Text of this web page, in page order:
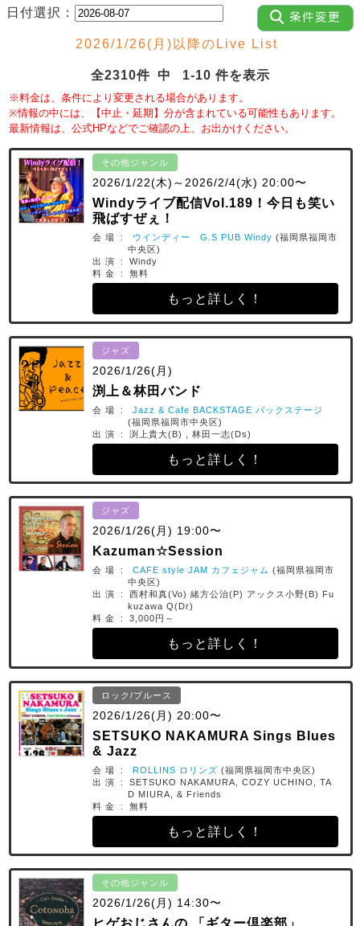
日付選択：
2026/1/26(月)以降のLive List
全2310件 中 1-10 件を表示
※料金は、条件により変更される場合があります。
※情報の中には、【中止・延期】分が含まれている可能性もあります。
最新情報は、公式HPなどでご確認の上、お出かけください。
その他ジャンル
2026/1/22(木)～2026/2/4(水) 20:00〜
Windyライブ配信Vol.189！今日も笑い
飛ばすぜぇ！
会 場 : ウインディー G.S PUB Windy (福岡県福岡市
中央区)
出 演 : Windy
料 金 : 無料
もっと詳しく！
ジャズ
2026/1/26(月)
渕上＆林田バンド
会 場 : Jazz & Cafe BACKSTAGE バックステージ
(福岡県福岡市中央区)
出 演 : 渕上貴大(B) , 林田一志(Ds)
もっと詳しく！
ジャズ
2026/1/26(月) 19:00〜
Kazuman☆Session
会 場 : CAFE style JAM カフェジャム (福岡県福岡市
中央区)
出 演 : 西村和真(Vo) 緒方公治(P) アックス小野(B) Fu
kuzawa Q(Dr)
料 金 : 3,000円～
もっと詳しく！
ロック/ブルース
2026/1/26(月) 20:00〜
SETSUKO NAKAMURA Sings Blues
& Jazz
会 場 : ROLLINS ロリンズ (福岡県福岡市中央区)
出 演 : SETSUKO NAKAMURA, COZY UCHINO, TA
D MIURA, & Friends
料 金 : 無料
もっと詳しく！
その他ジャンル
2026/1/26(月) 14:30〜